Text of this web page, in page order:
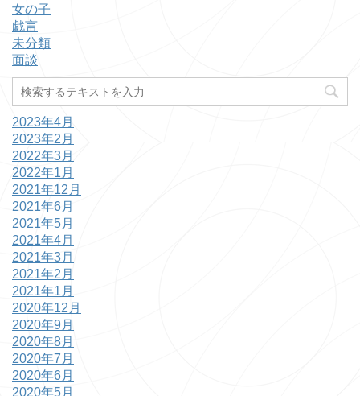
女の子
戯言
未分類
面談
2023年4月
2023年2月
2022年3月
2022年1月
2021年12月
2021年6月
2021年5月
2021年4月
2021年3月
2021年2月
2021年1月
2020年12月
2020年9月
2020年8月
2020年7月
2020年6月
2020年5月